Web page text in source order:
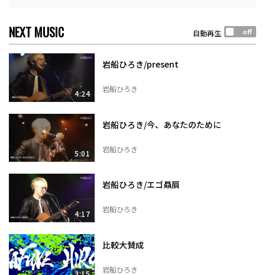
NEXT MUSIC 自動再生
4:24
岩船ひろき/present
岩船ひろき
5:01
岩船ひろき/今、あなたのために
岩船ひろき
4:17
岩船ひろき/エゴ贔屓
岩船ひろき
比較大賛成
岩船ひろき